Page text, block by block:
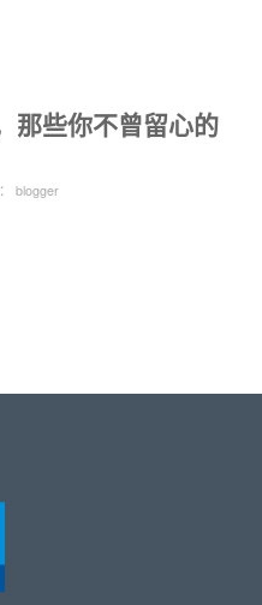
那些你不曾留心的
blogger